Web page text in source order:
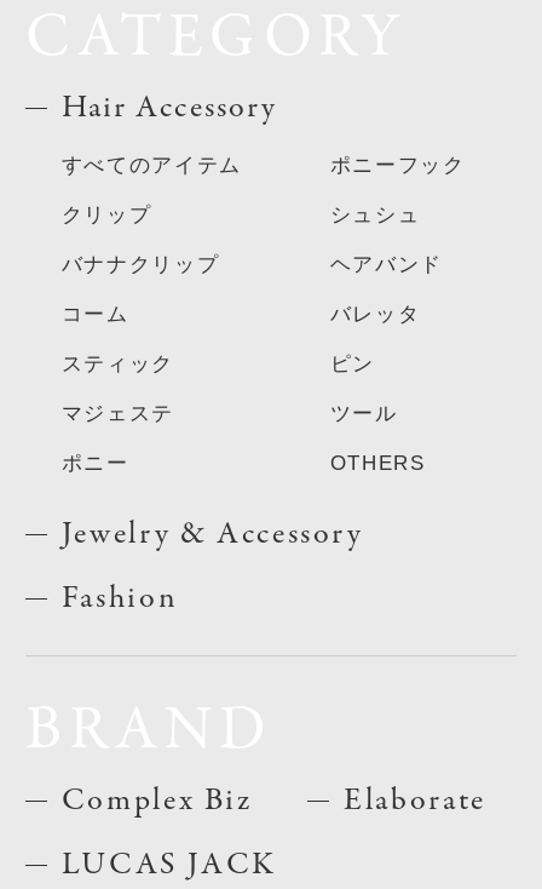
Hair Accessory
すべてのアイテム
クリップ
バナナクリップ
コーム
スティック
マジェステ
ポニー
ポニーフック
シュシュ
ヘアバンド
バレッタ
ピン
ツール
OTHERS
Jewelry & Accessory
Fashion
Complex Biz
LUCAS JACK
Elaborate